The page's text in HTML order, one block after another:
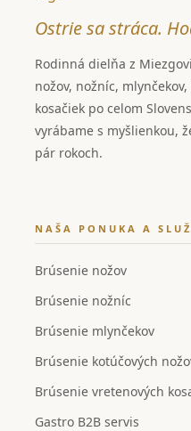
Ostrie sa stráca.
Rodinná dielňa z
nožov, nožníc,
kosačiek po celom
vyrábame s myšlienkou,
pár rokoch.
NAŠA PONUKA A
Brúsenie nožov
Brúsenie nožníc
Brúsenie mlynčekov
Brúsenie kotúčových
Brúsenie vretenových
Gastro B2B servis